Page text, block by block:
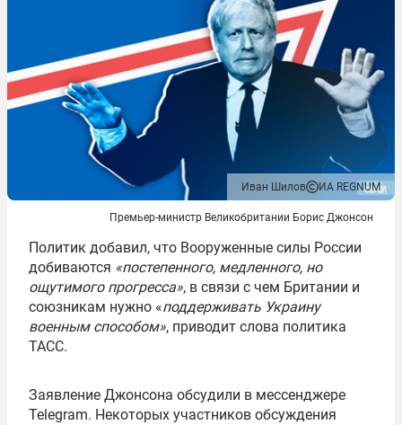
Иван Шилов ИА REGNUM
Премьер-министр Великобритании Борис Джонсон
Политик добавил, что Вооруженные силы России
добиваются «постепенного, медленного, но
ощутимого прогресса», в связи с чем Британии и
союзникам нужно «поддерживать Украину
военным способом», приводит слова политика
ТАСС.
Заявление Джонсона обсудили в мессенджере
Telegram. Некоторых участников обсуждения